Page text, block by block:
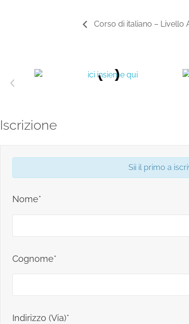
Corso di italiano – Livello
Iscrizione
Sii il primo a
Nome*
Cognome*
Indirizzo (Via)*